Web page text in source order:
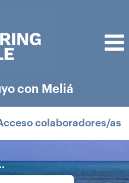
con Meliá
colaboradores/as